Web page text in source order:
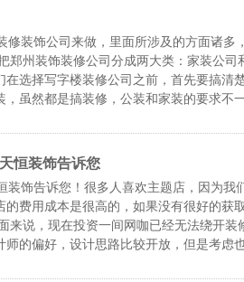
装饰公司来做，里面所涉及的方面诸多
郑州装饰装修公司分成两大类：家装公司
选择写字楼装修公司之前，首先要搞清
虽然都是搞装修，公装和家装的要求不
恒装饰告诉您
饰告诉您！很多人喜欢主题店，因为我
费用成本是很高的，如果没有很好的获
来说，现在投资一间网咖已经无法绕开装
的偏好，设计思路比较开放，但是考虑